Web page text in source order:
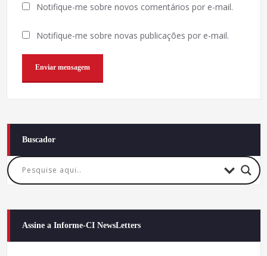
Notifique-me sobre novos comentários por e-mail.
Notifique-me sobre novas publicações por e-mail.
Buscador
Assine a Informe-CI NewsLetters